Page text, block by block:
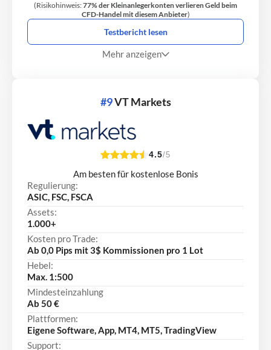
(Risikohinweis:77% der Kleinanlegerkonten verlieren Geld beim
CFD-Handel mit diesem Anbieter)
Testbericht lesen
Mehr anzeigen
#9VT Markets
4.5/5
Am besten für kostenlose Bonis
Regulierung:
ASIC, FSC, FSCA
Assets:
1.000+
Kosten pro Trade:
Ab 0,0 Pips mit 3$ Kommissionen pro 1 Lot
Hebel:
Max. 1:500
Mindesteinzahlung
Ab 50 €
Plattformen:
Eigene Software, App, MT4, MT5, TradingView
Support: